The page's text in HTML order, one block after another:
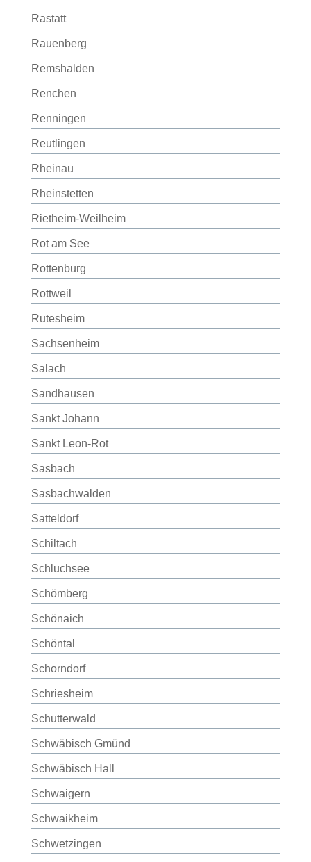
Rastatt
Rauenberg
Remshalden
Renchen
Renningen
Reutlingen
Rheinau
Rheinstetten
Rietheim-Weilheim
Rot am See
Rottenburg
Rottweil
Rutesheim
Sachsenheim
Salach
Sandhausen
Sankt Johann
Sankt Leon-Rot
Sasbach
Sasbachwalden
Satteldorf
Schiltach
Schluchsee
Schömberg
Schönaich
Schöntal
Schorndorf
Schriesheim
Schutterwald
Schwäbisch Gmünd
Schwäbisch Hall
Schwaigern
Schwaikheim
Schwetzingen